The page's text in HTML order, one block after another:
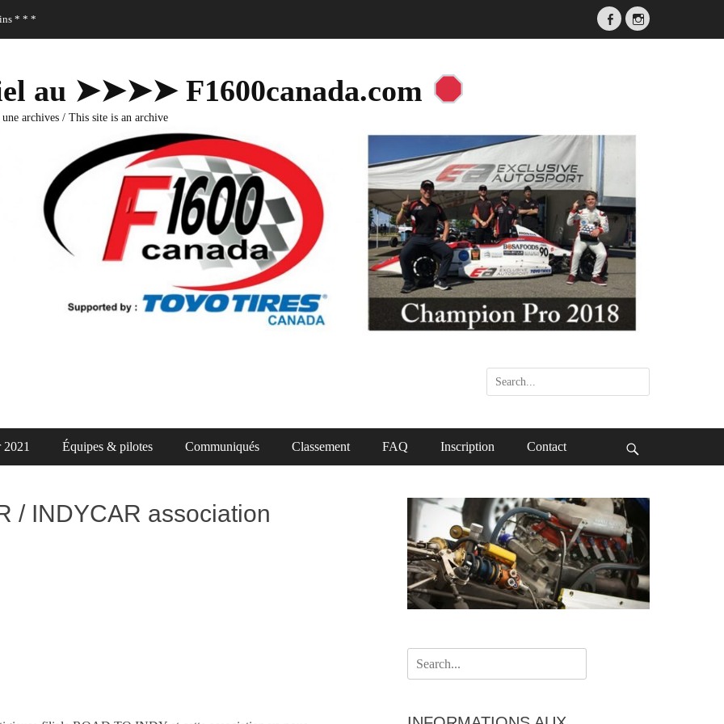
* * *
FacebookInstagram
au ➤➤➤➤ F1600canada.com
une archives / This site is an archive
Search
for:
Équipes & pilotes Communiqués Classement FAQ Inscription Contact
/ INDYCAR association
Search
for: